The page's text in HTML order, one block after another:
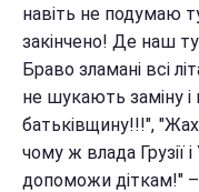
навіть не подумаю
закінчено! Де наш
Браво зламані всі
не шукають заміну
батьківщину!!!",
чому ж влада Грузії
допоможи діткам!" –